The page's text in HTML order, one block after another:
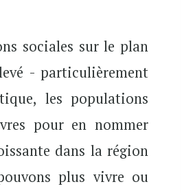
sociales sur le plan
- particulièrement
les populations
pour en nommer
dans la région
plus vivre ou